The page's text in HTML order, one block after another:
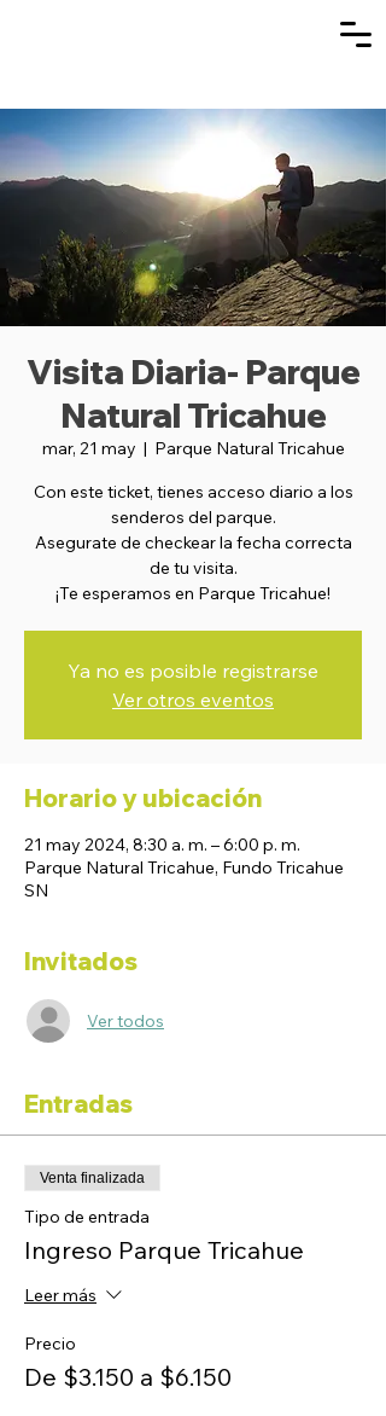
Visita Diaria- Parque
Natural Tricahue
mar, 21 may
  |
Parque Natural Tricahue
Con este ticket, tienes acceso diario a los
senderos del parque.
Asegurate de checkear la fecha correcta
de tu visita.
¡Te esperamos en Parque Tricahue!
Ya no es posible registrarse
Ver otros eventos
Horario y ubicación
21 may 2024, 8:30 a. m. – 6:00 p. m.
Parque Natural Tricahue, Fundo Tricahue
SN
Invitados
Ver todos
Entradas
Venta finalizada
Tipo de entrada
Ingreso Parque Tricahue
Leer más
Precio
De $3.150 a $6.150